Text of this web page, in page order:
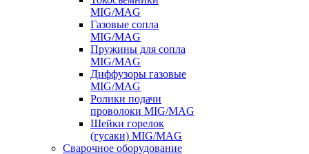
MIG/MAG
Газовые сопла
MIG/MAG
Пружины для сопла
MIG/MAG
Диффузоры газовые
MIG/MAG
Ролики подачи
проволоки MIG/MAG
Шейки горелок
(гусаки) MIG/MAG
Сварочное оборудование